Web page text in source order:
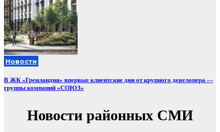
Новости
В ЖК «Гренландия» впервые клиентские дни от крупного девелопера —
группы компаний «СОЮЗ»